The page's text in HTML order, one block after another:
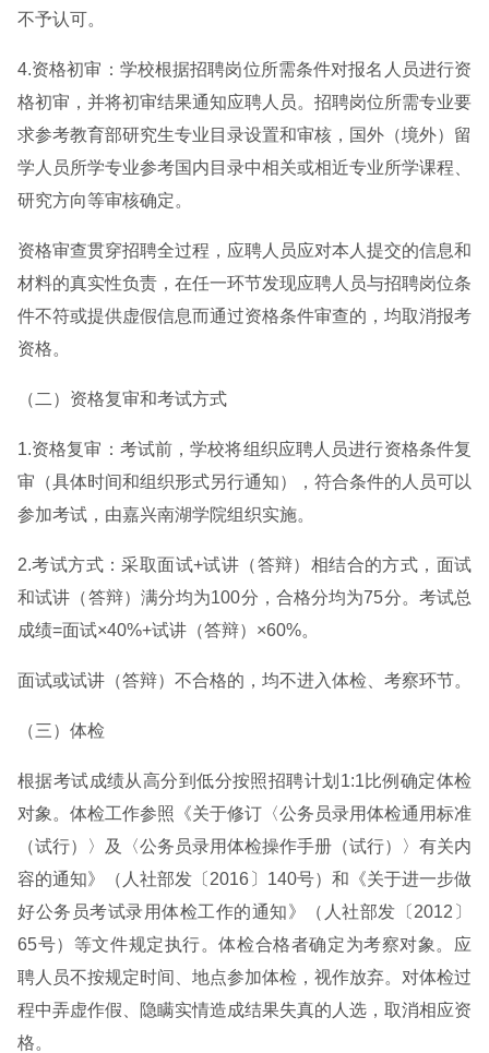
不予认可。
4.资格初审：学校根据招聘岗位所需条件对报名人员进行资
格初审，并将初审结果通知应聘人员。招聘岗位所需专业要
求参考教育部研究生专业目录设置和审核，国外（境外）留
学人员所学专业参考国内目录中相关或相近专业所学课程、
研究方向等审核确定。
资格审查贯穿招聘全过程，应聘人员应对本人提交的信息和
材料的真实性负责，在任一环节发现应聘人员与招聘岗位条
件不符或提供虚假信息而通过资格条件审查的，均取消报考
资格。
（二）资格复审和考试方式
1.资格复审：考试前，学校将组织应聘人员进行资格条件复
审（具体时间和组织形式另行通知），符合条件的人员可以
参加考试，由嘉兴南湖学院组织实施。
2.考试方式：采取面试+试讲（答辩）相结合的方式，面试
和试讲（答辩）满分均为100分，合格分均为75分。考试总
成绩=面试×40%+试讲（答辩）×60%。
面试或试讲（答辩）不合格的，均不进入体检、考察环节。
（三）体检
根据考试成绩从高分到低分按照招聘计划1:1比例确定体检
对象。体检工作参照《关于修订〈公务员录用体检通用标准
（试行）〉及〈公务员录用体检操作手册（试行）〉有关内
容的通知》（人社部发〔2016〕140号）和《关于进一步做
好公务员考试录用体检工作的通知》（人社部发〔2012〕
65号）等文件规定执行。体检合格者确定为考察对象。应
聘人员不按规定时间、地点参加体检，视作放弃。对体检过
程中弄虚作假、隐瞒实情造成结果失真的人选，取消相应资
格。